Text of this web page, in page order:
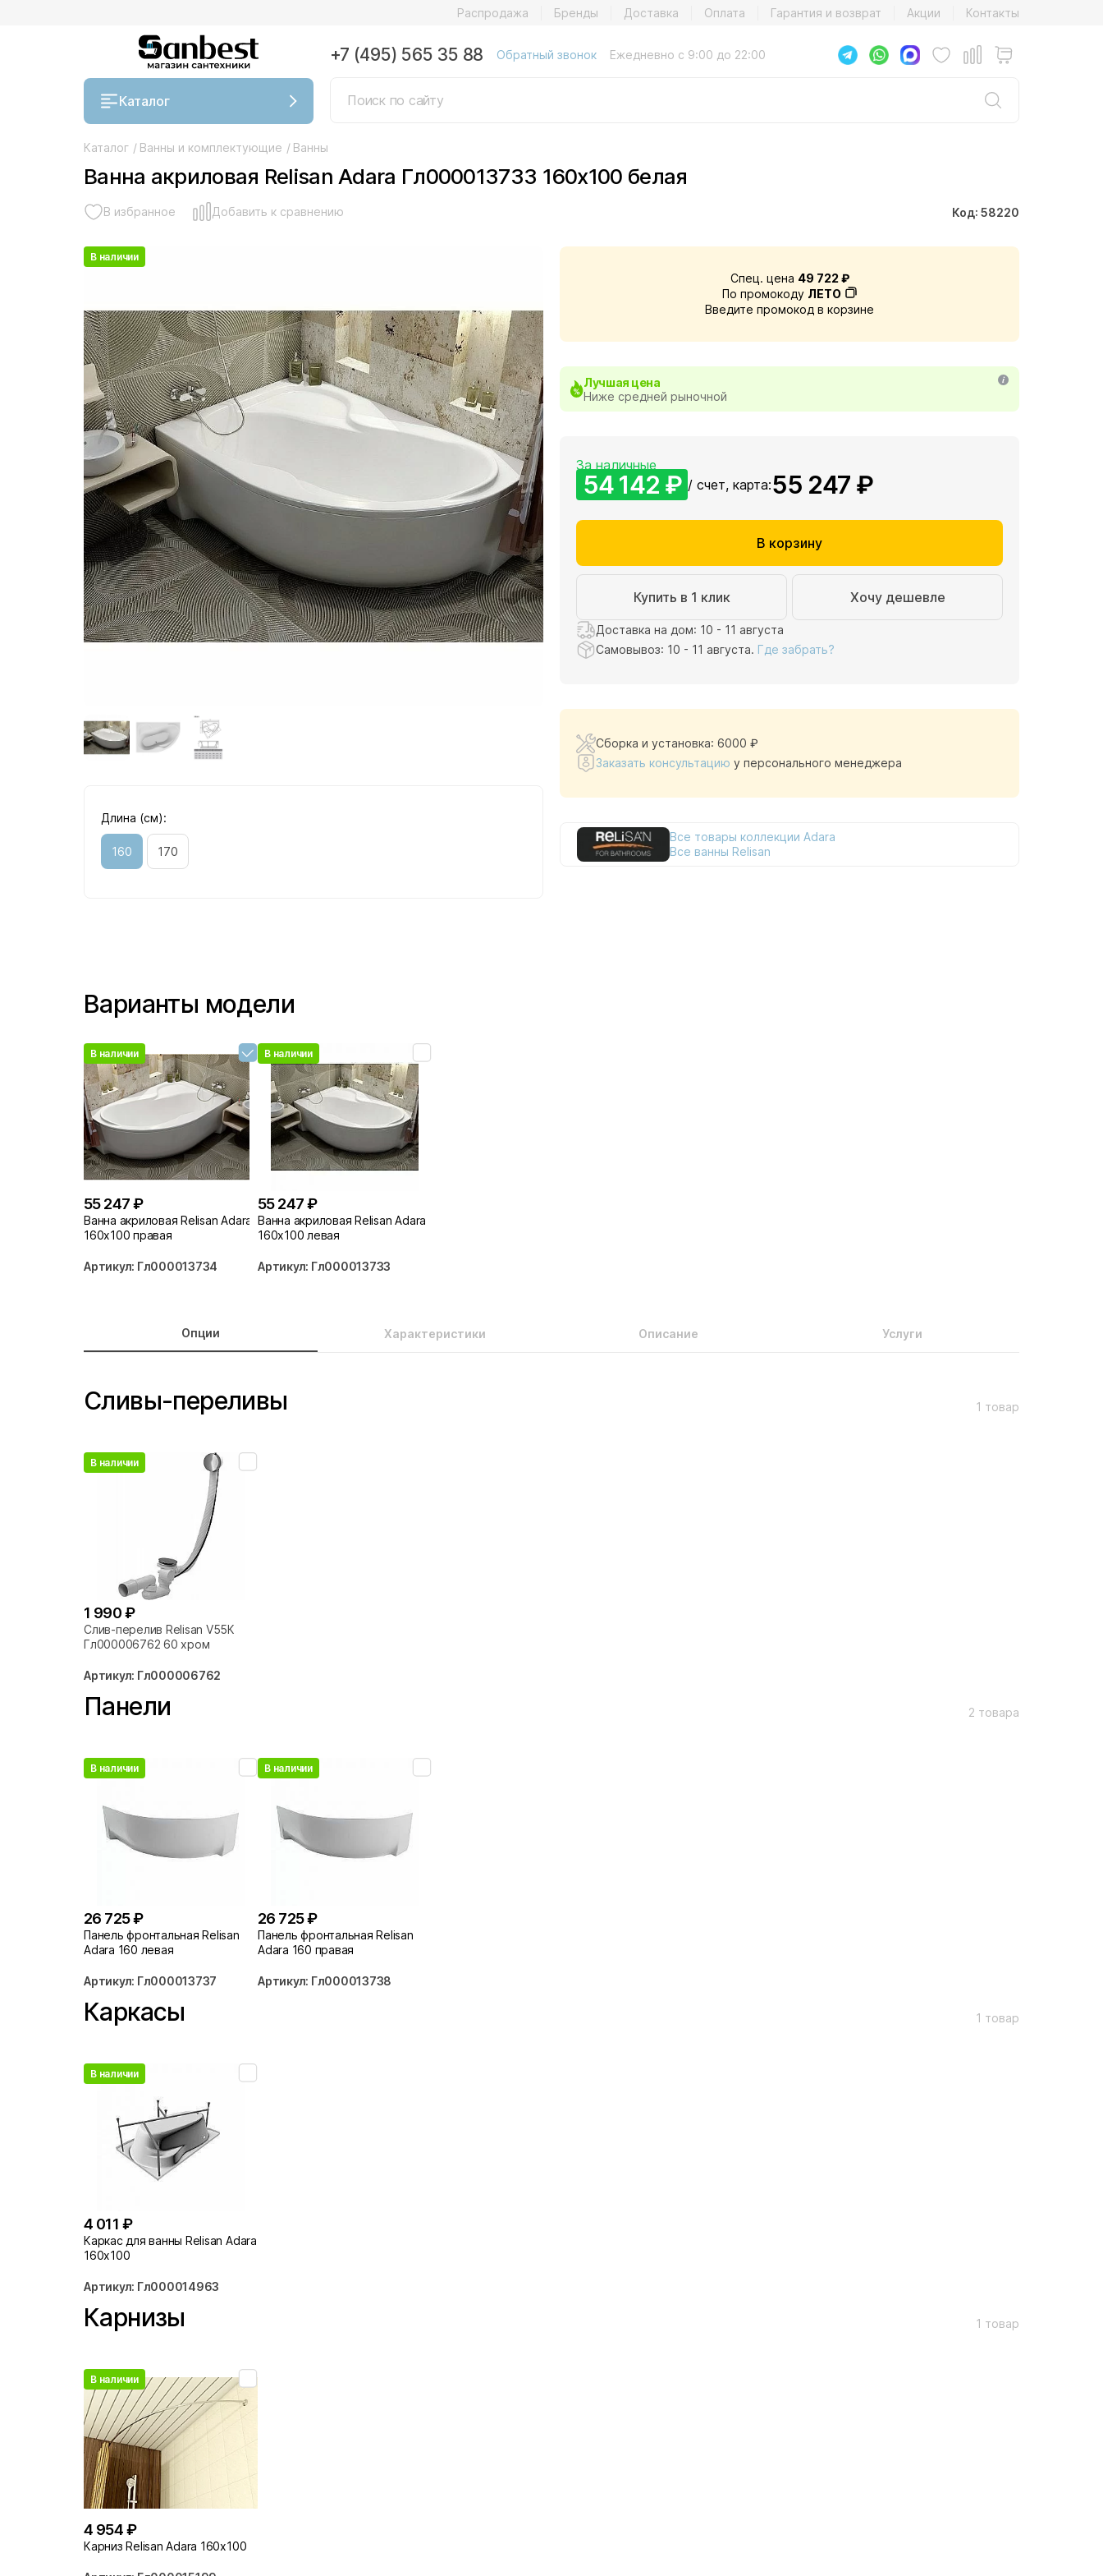
Распродажа Бренды Доставка Оплата Гарантия и возврат Акции Контакты
Каталог
+7 (495) 565 35 88 Обратный звонок Ежедневно с 9:00 до 22:00
Каталог / Ванны и комплектующие / Ванны
Ванна акриловая Relisan Adara Гл000013733 160х100 белая
В избранное Добавить к сравнению Код: 58220
В наличии
Длина (см):
160 170
Спец. цена 49 722 ₽
По промокоду ЛЕТО
Введите промокод в корзине
Лучшая цена
Ниже средней рыночной
За наличные
54 142 ₽ / счет, карта:55 247 ₽
В корзину
Купить в 1 клик Хочу дешевле
Доставка на дом: 10 - 11 августа
Самовывоз: 10 - 11 августа. Где забрать?
Сборка и установка: 6000 ₽
Заказать консультацию у персонального менеджера
Все товары коллекции Adara
Все ванны Relisan
Варианты модели
В наличии
55 247 ₽
Ванна акриловая Relisan Adara
160х100 правая
Артикул: Гл000013734
В наличии
55 247 ₽
Ванна акриловая Relisan Adara
160х100 левая
Артикул: Гл000013733
Опции Характеристики Описание Услуги
Сливы-переливы 1 товар
В наличии
1 990 ₽
Слив-перелив Relisan V55К
Гл000006762 60 хром
Артикул: Гл000006762
Панели 2 товара
В наличии
26 725 ₽
Панель фронтальная Relisan
Adara 160 левая
Артикул: Гл000013737
В наличии
26 725 ₽
Панель фронтальная Relisan
Adara 160 правая
Артикул: Гл000013738
Каркасы 1 товар
В наличии
4 011 ₽
Каркас для ванны Relisan Adara
160х100
Артикул: Гл000014963
Карнизы 1 товар
В наличии
4 954 ₽
Карниз Relisan Adara 160х100